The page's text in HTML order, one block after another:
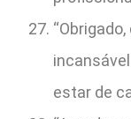
estar de